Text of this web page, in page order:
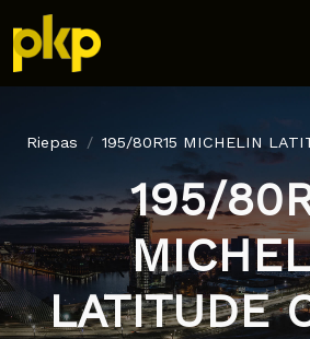
Riepas 195/80R15 MICHELIN
195/
LATITUDE